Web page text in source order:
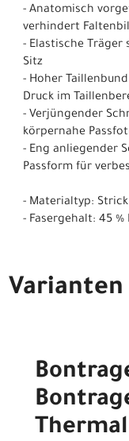
- Anatomisch
verhindert
- Elastische
Sitz
- Hoher
Druck im
- Verjüngender
körpernahe
- Eng anliegender
Passform für
- Materialtyp: Strick
- Fasergehalt: 45 %
Varianten